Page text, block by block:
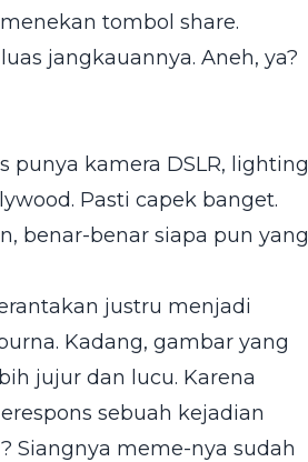
tombol share.
jangkauannya. Aneh, ya?
kamera DSLR, lighting
Pasti capek banget.
benar-benar siapa pun yang
justru menjadi
Kadang, gambar yang
jujur dan lucu. Karena
sebuah kejadian
Siangnya meme-nya sudah